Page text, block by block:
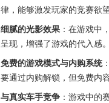
律，能够激发玩家的竞赛欲望
细腻的光影效果 ：在游戏中
呈现，增强了游戏的代入感
免费的游戏模式与内购系统
要通过内购解锁，但免费内
与真实车手竞争 ：游戏中的